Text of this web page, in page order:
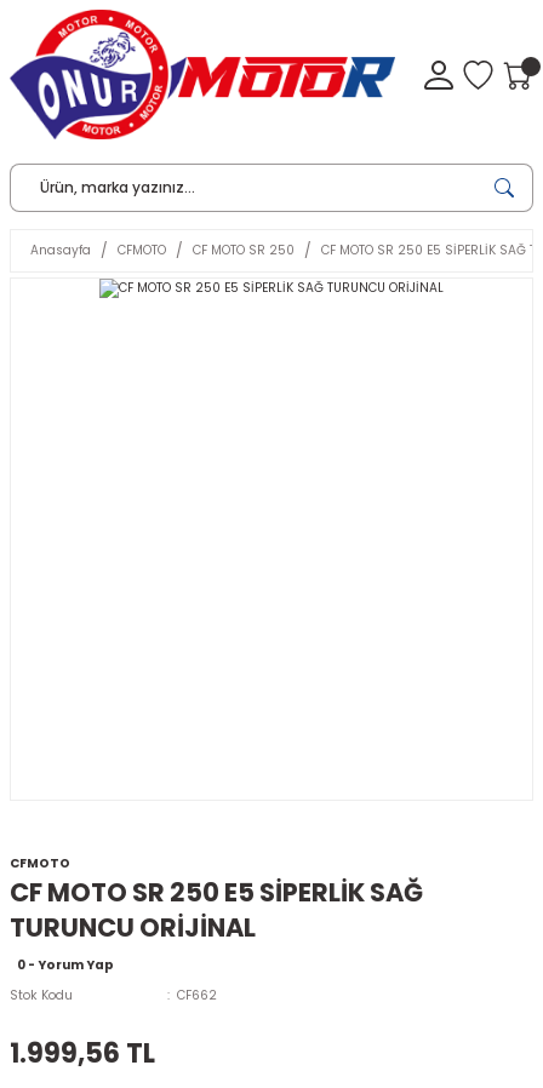
Anasayfa CFMOTO CF MOTO SR 250 CF MOTO SR 250 E5 SİPERLİK SAĞ
CFMOTO
CF MOTO SR 250 E5 SİPERLİK SAĞ
TURUNCU ORİJİNAL
0 - Yorum Yap
Stok Kodu
CF662
1.999,56 TL